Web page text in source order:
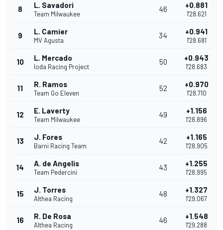
8 L. Savadori
Team Milwaukee
46 +0.881
1'28.621
9 L. Camier
MV Agusta
34 +0.941
1'28.681
10 L. Mercado
Ioda Racing Project
50 +0.943
1'28.683
11 R. Ramos
Team Go Eleven
52 +0.970
1'28.710
12 E. Laverty
Team Milwaukee
49 +1.156
1'28.896
13 J. Fores
Barni Racing Team
42 +1.165
1'28.905
14 A. de Angelis
Team Pedercini
43 +1.255
1'28.995
15 J. Torres
Althea Racing
48 +1.327
1'29.067
16 R. De Rosa
Althea Racing
46 +1.548
1'29.288